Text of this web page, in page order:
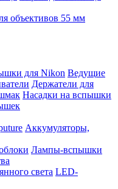
объективов 55 мм
для Nikon Ведущие
Держатели для
Насадки на вспышки
Аккумуляторы,
Лампы-вспышки
света LED-